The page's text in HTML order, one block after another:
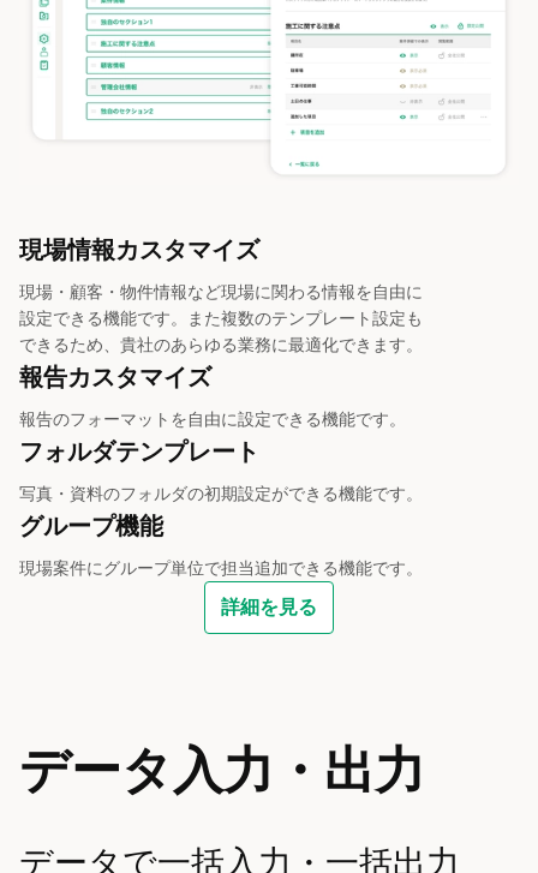
現場情報カスタマイズ
現場・顧客・物件情報など現場に関わる情報を自由に
設定できる機能です。また複数のテンプレート設定も
できるため、貴社のあらゆる業務に最適化できます。
報告カスタマイズ
報告のフォーマットを自由に設定できる機能です。
フォルダテンプレート
写真・資料のフォルダの初期設定ができる機能です。
グループ機能
現場案件にグループ単位で担当追加できる機能です。
詳細を見る
データ入力・出力
データで一括入力・一括出力